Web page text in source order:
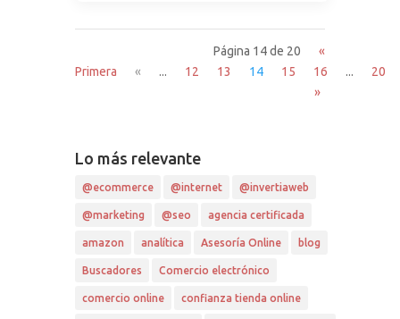
Página 14 de 20
«
Primera
« ... 12 13 14 15 16 ...
20
»
Lo más relevante
@ecommerce @internet @invertiaweb
@marketing @seo agencia certificada
amazon analítica Asesoría Online blog
Buscadores Comercio electrónico
comercio online confianza tienda online